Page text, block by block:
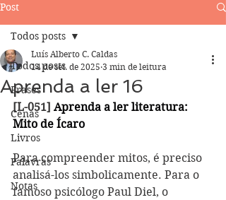
Post
Todos posts
Frases
Cenas
Livros
Palavras
Notas
Todos posts
Aprenda a ler 16
Luís Alberto C. Caldas
14 de set. de 2025 3 min de leitura
[L-051] Aprenda a ler literatura:
Mito de Ícaro
Para compreender mitos, é preciso
analisá-los simbolicamente. Para o
famoso psicólogo Paul Diel, o